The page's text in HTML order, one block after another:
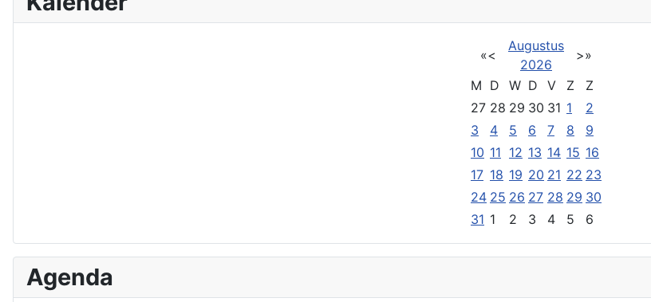
«<
Augustus
2026
>»
M D W D V Z
Z
27 28 29 30 31 1
2
3
4 5 6 7 8
9
10 11 12 13 14 15 16
17 18 19 20 21 22 23
24 25 26 27 28 29 30
31 1 2 3 4 5 6
Agenda